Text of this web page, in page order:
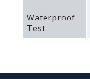
Waterproof
Test